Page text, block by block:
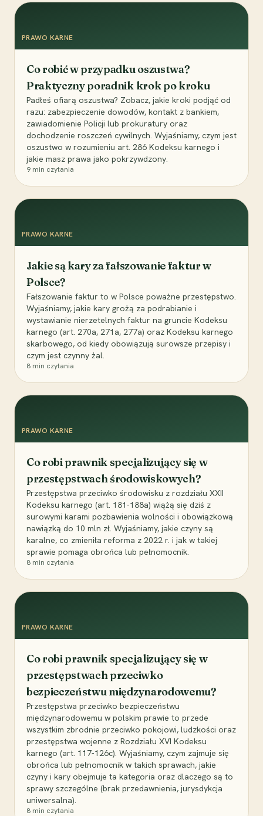
PRAWO KARNE
Co robić w przypadku oszustwa?
Praktyczny poradnik krok po kroku
Padłeś ofiarą oszustwa? Zobacz, jakie kroki podjąć od
razu: zabezpieczenie dowodów, kontakt z bankiem,
zawiadomienie Policji lub prokuratury oraz
dochodzenie roszczeń cywilnych. Wyjaśniamy, czym jest
oszustwo w rozumieniu art. 286 Kodeksu karnego i
jakie masz prawa jako pokrzywdzony.
9 min czytania
PRAWO KARNE
Jakie są kary za fałszowanie faktur w
Polsce?
Fałszowanie faktur to w Polsce poważne przestępstwo.
Wyjaśniamy, jakie kary grożą za podrabianie i
wystawianie nierzetelnych faktur na gruncie Kodeksu
karnego (art. 270a, 271a, 277a) oraz Kodeksu karnego
skarbowego, od kiedy obowiązują surowsze przepisy i
czym jest czynny żal.
8 min czytania
PRAWO KARNE
Co robi prawnik specjalizujący się w
przestępstwach środowiskowych?
Przestępstwa przeciwko środowisku z rozdziału XXII
Kodeksu karnego (art. 181-188a) wiążą się dziś z
surowymi karami pozbawienia wolności i obowiązkową
nawiązką do 10 mln zł. Wyjaśniamy, jakie czyny są
karalne, co zmieniła reforma z 2022 r. i jak w takiej
sprawie pomaga obrońca lub pełnomocnik.
8 min czytania
PRAWO KARNE
Co robi prawnik specjalizujący się w
przestępstwach przeciwko
bezpieczeństwu międzynarodowemu?
Przestępstwa przeciwko bezpieczeństwu
międzynarodowemu w polskim prawie to przede
wszystkim zbrodnie przeciwko pokojowi, ludzkości oraz
przestępstwa wojenne z Rozdziału XVI Kodeksu
karnego (art. 117-126c). Wyjaśniamy, czym zajmuje się
obrońca lub pełnomocnik w takich sprawach, jakie
czyny i kary obejmuje ta kategoria oraz dlaczego są to
sprawy szczególne (brak przedawnienia, jurysdykcja
uniwersalna).
8 min czytania